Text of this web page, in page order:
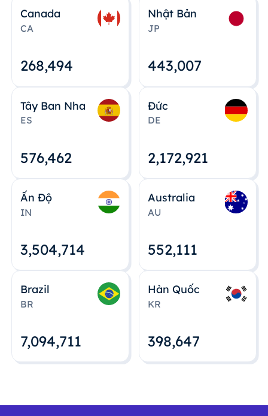
Canada
CA
268,495
Nhật Bản
JP
443,008
Tây Ban Nha
ES
576,463
Đức
DE
2,172,922
Ấn Độ
IN
3,504,715
Australia
AU
552,112
Brazil
BR
7,094,712
Hàn Quốc
KR
398,648